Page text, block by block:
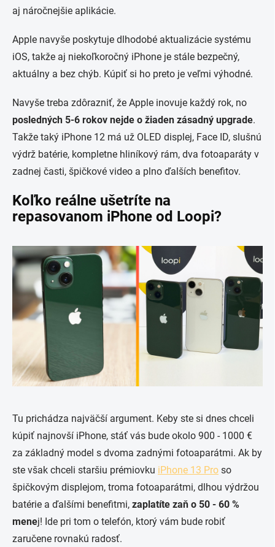
aj náročnejšie aplikácie.
Apple navyše poskytuje dlhodobé aktualizácie systému
iOS, takže aj niekoľkoročný iPhone je stále bezpečný,
aktuálny a bez chýb. Kúpiť si ho preto je veľmi výhodné.
Navyše treba zdôrazniť, že Apple inovuje každý rok, no
posledných 5-6 rokov nejde o žiaden zásadný upgrade.
Takže taký iPhone 12 má už OLED displej, Face ID, slušnú
výdrž batérie, kompletne hliníkový rám, dva fotoaparáty v
zadnej časti, špičkové video a plno ďalších benefitov.
Koľko reálne ušetríte na
repasovanom iPhone od Loopi?
Tu prichádza najväčší argument. Keby ste si dnes chceli
kúpiť najnovší iPhone, stáť vás bude okolo 900 - 1000 €
za základný model s dvoma zadnými fotoaparátmi. Ak by
ste však chceli staršiu prémiovku iPhone 13 Pro so
špičkovým displejom, troma fotoaparátmi, dlhou výdržou
batérie a ďalšími benefitmi, zaplatíte zaň o 50 - 60 %
menej! Ide pri tom o telefón, ktorý vám bude robiť
zaručene rovnakú radosť.